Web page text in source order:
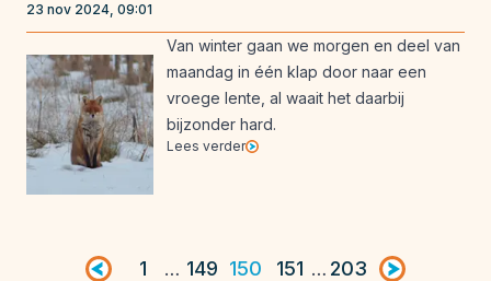
23 nov 2024, 09:01
Van winter gaan we morgen en deel van
maandag in één klap door naar een
vroege lente, al waait het daarbij
bijzonder hard.
Lees verder
Vorige pagina
1 … 149 150 151 … 203 Volgende